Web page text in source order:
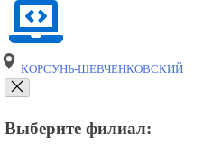
КОРСУНЬ-ШЕВЧЕНКОВСКИЙ
Выберите филиал: